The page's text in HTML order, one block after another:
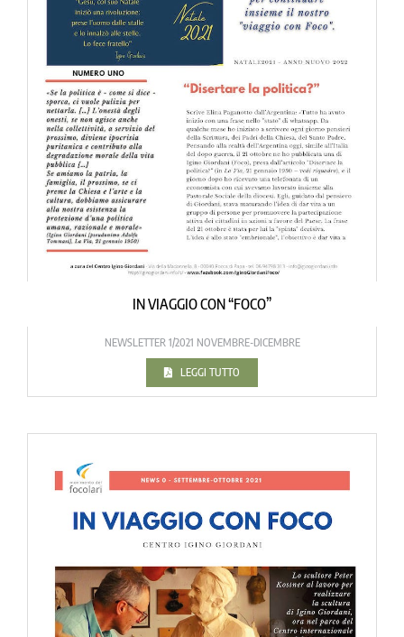
IN VIAGGIO CON “FOCO”
NEWSLETTER 1/2021 NOVEMBRE-DICEMBRE
LEGGI TUTTO